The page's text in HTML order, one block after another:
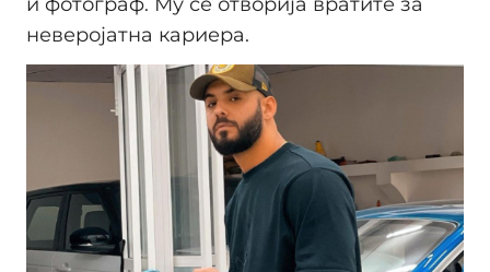
и фотограф. Му се отворија вратите за
неверојатна кариера.